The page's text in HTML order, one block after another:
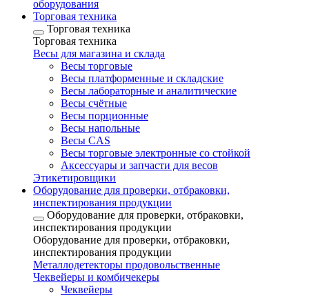
оборудования
Торговая техника
Торговая техника
Торговая техника
Весы для магазина и склада
Весы торговые
Весы платформенные и складские
Весы лабораторные и аналитические
Весы счётные
Весы порционные
Весы напольные
Весы CAS
Весы торговые электронные со стойкой
Аксессуары и запчасти для весов
Этикетировщики
Оборудование для проверки, отбраковки,
инспектирования продукции
Оборудование для проверки, отбраковки,
инспектирования продукции
Оборудование для проверки, отбраковки,
инспектирования продукции
Металлодетекторы продовольственные
Чеквейеры и комбичекеры
Чеквейеры